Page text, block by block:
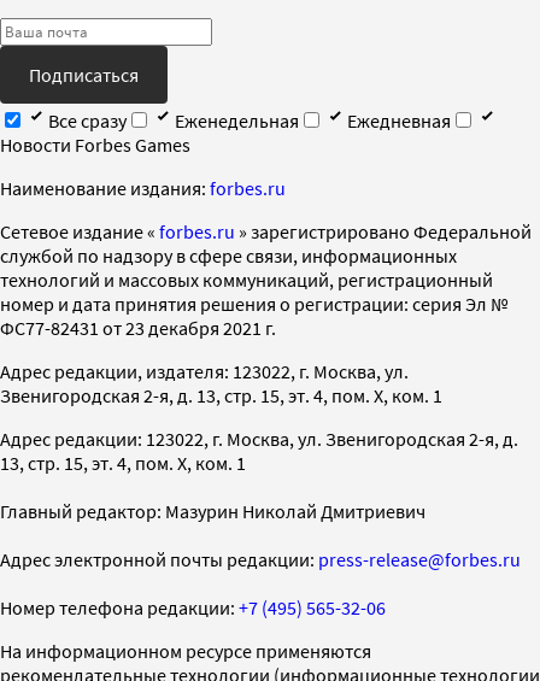
Подписаться
Все сразу
Еженедельная
Ежедневная
Новости Forbes Games
Наименование издания: forbes.ru
Cетевое издание « forbes.ru » зарегистрировано Федеральной
службой по надзору в сфере связи, информационных
технологий и массовых коммуникаций, регистрационный
номер и дата принятия решения о регистрации: серия Эл №
ФС77-82431 от 23 декабря 2021 г.
Адрес редакции, издателя: 123022, г. Москва, ул.
Звенигородская 2-я, д. 13, стр. 15, эт. 4, пом. X, ком. 1
Адрес редакции: 123022, г. Москва, ул. Звенигородская 2-я, д.
13, стр. 15, эт. 4, пом. X, ком. 1
Главный редактор: Мазурин Николай Дмитриевич
Адрес электронной почты редакции: press-release@forbes.ru
Номер телефона редакции: +7 (495) 565-32-06
На информационном ресурсе применяются
рекомендательные технологии (информационные технологии